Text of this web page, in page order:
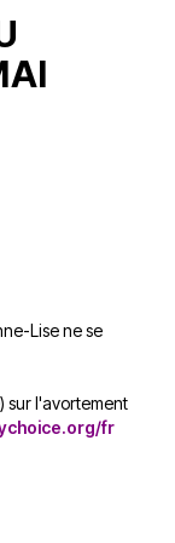
Lise ne se
sur l'avortement
fr